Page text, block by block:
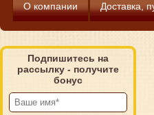
О компании Доставка,
Подпишитесь на
рассылку - получите
бонус